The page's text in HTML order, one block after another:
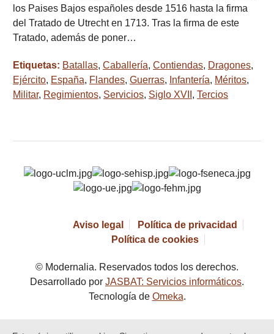
los Paises Bajos españoles desde 1516 hasta la firma
del Tratado de Utrecht en 1713. Tras la firma de este
Tratado, además de poner…
Etiquetas: Batallas, Caballería, Contiendas, Dragones,
Ejército, España, Flandes, Guerras, Infantería, Méritos,
Militar, Regimientos, Servicios, Siglo XVII , Tercios
Aviso legal
Política de privacidad
Política de cookies
© Modernalia. Reservados todos los derechos.
Desarrollado por JASBAT: Servicios informáticos.
Tecnología de Omeka.